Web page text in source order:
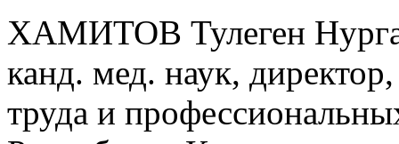
ХАМИТОВ Тулеген
канд. мед. наук,
труда и